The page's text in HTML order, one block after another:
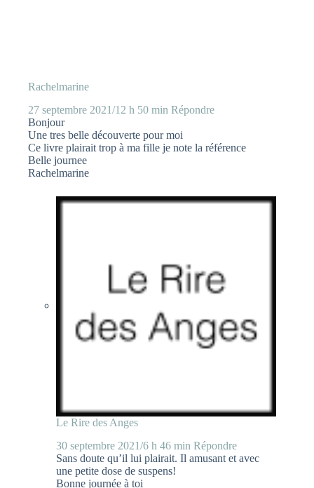
Rachelmarine
27 septembre 2021/12 h 50 min Répondre
Bonjour
Une tres belle découverte pour moi
Ce livre plairait trop à ma fille je note la référence
Belle journee
Rachelmarine
Le Rire des Anges
30 septembre 2021/6 h 46 min Répondre
Sans doute qu’il lui plairait. Il amusant et avec
une petite dose de suspens!
Bonne journée à toi